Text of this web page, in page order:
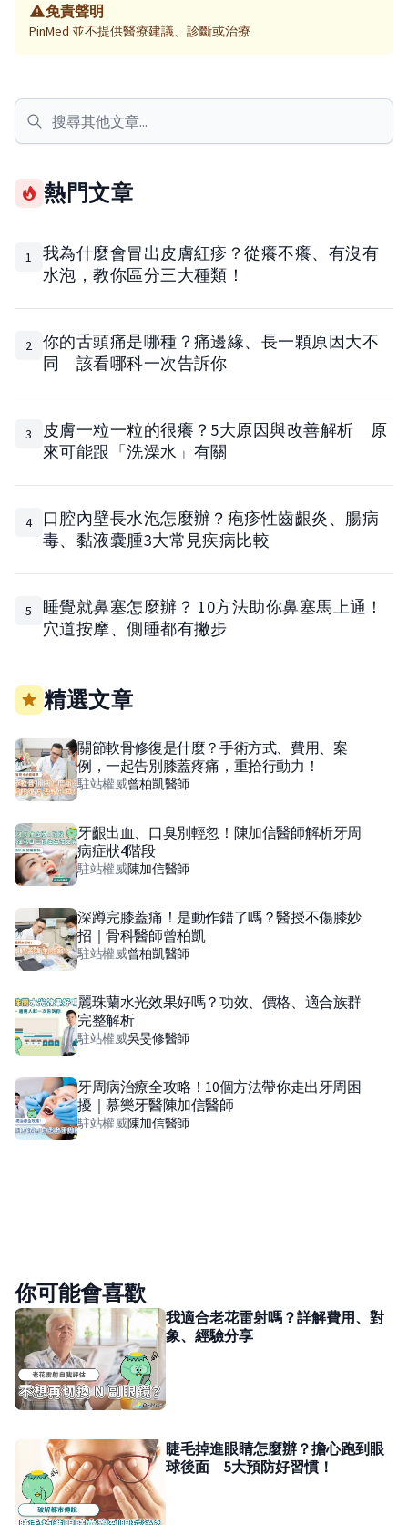
免責聲明
PinMed 並不提供醫療建議、診斷或治療
熱門文章
1
我為什麼會冒出皮膚紅疹？從癢不癢、有沒有
水泡，教你區分三大種類！
2
你的舌頭痛是哪種？痛邊緣、長一顆原因大不
同 該看哪科一次告訴你
3
皮膚一粒一粒的很癢？5大原因與改善解析 原
來可能跟「洗澡水」有關
4
口腔內壁長水泡怎麼辦？疱疹性齒齦炎、腸病
毒、黏液囊腫3大常見疾病比較
5
睡覺就鼻塞怎麼辦？ 10方法助你鼻塞馬上通！
穴道按摩、側睡都有撇步
精選文章
關節軟骨修復是什麼？手術方式、費用、案
例，一起告別膝蓋疼痛，重拾行動力！
駐站權威曾柏凱醫師
牙齦出血、口臭別輕忽！陳加信醫師解析牙周
病症狀4階段
駐站權威陳加信醫師
深蹲完膝蓋痛！是動作錯了嗎？醫授不傷膝妙
招｜骨科醫師曾柏凱
駐站權威曾柏凱醫師
麗珠蘭水光效果好嗎？功效、價格、適合族群
完整解析
駐站權威吳旻修醫師
牙周病治療全攻略！10個方法帶你走出牙周困
擾｜慕樂牙醫陳加信醫師
駐站權威陳加信醫師
你可能會喜歡
我適合老花雷射嗎？​​詳解費用、對
象、經驗分享
睫毛掉進眼睛怎麼辦？擔心跑到眼
球後面 5大預防好習慣！